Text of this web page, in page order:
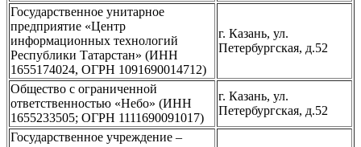
Государственное унитарное
предприятие «Центр
информационных технологий
Республики Татарстан» (ИНН
1655174024, ОГРН 1091690014712)
г. Казань, ул.
Петербургская, д.52
Общество с ограниченной
ответственностью «Небо» (ИНН
1655233505; ОГРН 1111690091017)
г. Казань, ул.
Петербургская, д.52
Государственное учреждение –